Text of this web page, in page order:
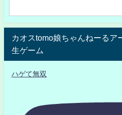
カオスtomo娘ちゃんねーるア
生ゲーム
ハゲて無双